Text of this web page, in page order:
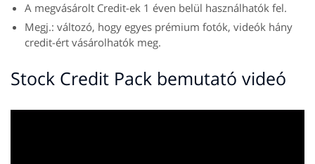
A megvásárolt Credit-ek 1 éven belül használhatók fel.
Megj.: változó, hogy egyes prémium fotók, videók hány
credit-ért vásárolhatók meg.
Stock Credit Pack bemutató videó